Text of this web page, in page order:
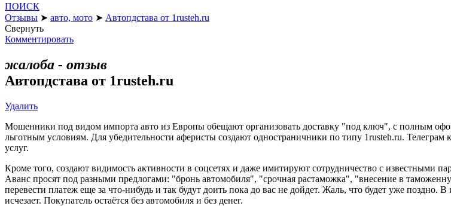
ПОИСК
Отзывы ➤ авто, мото ➤ Автопдстава от 1rusteh.ru
Свернуть
Комментировать
жалоба - отзыв
Автопдстава от 1rusteh.ru
Удалить
Мошенники под видом импорта авто из Европы обещают организовать доставку "под ключ", с полным
льготным условиям. Для убедительности аферисты создают одностраничники по типу 1rusteh.ru.
услуг.
Кроме того, создают видимость активности в соцсетях и даже имитируют сотрудничество с известными
Аванс просят под разными предлогами: "бронь автомобиля", "срочная растаможка", "внесение в
перевести платеж еще за что-нибудь и так будут доить пока до вас не дойдет. Жаль, что будет уже
исчезает. Покупатель остаётся без автомобиля и без денег.